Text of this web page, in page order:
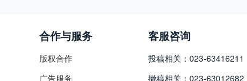
合作与服务
版权合作
广告服务
客服咨询
投稿相关：023-63416211
撤稿相关：023-63012682